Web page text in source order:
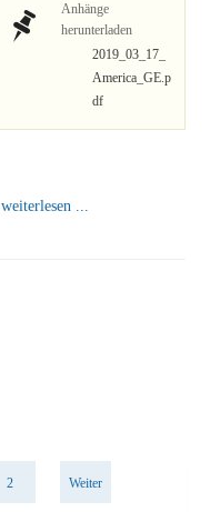
Anhänge
herunterladen
2019_03_17_
America_GE.p
df
weiterlesen ...
2 Weiter